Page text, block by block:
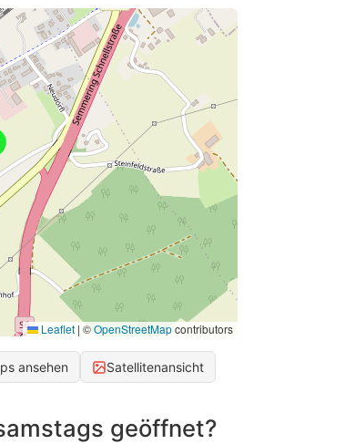
Leaflet | ©OpenStreetMapcontributors
ansehen Satellitenansicht
geöffnet?